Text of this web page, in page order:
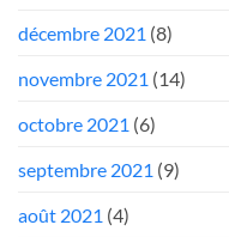
décembre 2021 (8)
novembre 2021 (14)
octobre 2021 (6)
septembre 2021 (9)
août 2021 (4)